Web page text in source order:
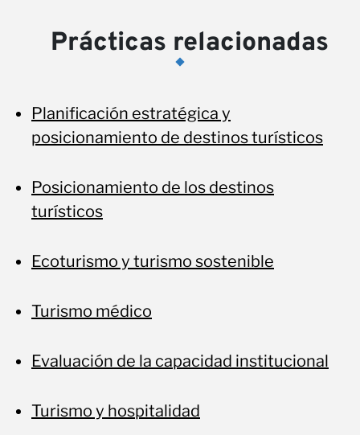
Prácticas relacionadas
Planificación estratégica y
posicionamiento de destinos turísticos
Posicionamiento de los destinos
turísticos
Ecoturismo y turismo sostenible
Turismo médico
Evaluación de la capacidad institucional
Turismo y hospitalidad